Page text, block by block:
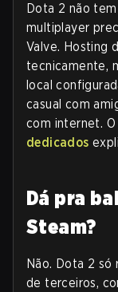
Dota 2 não
multiplayer
Valve. Hosting
tecnicamente,
local
casual com
com internet. O
dedicados
Dá pra
Steam?
Não. Dota 2
de terceiros,